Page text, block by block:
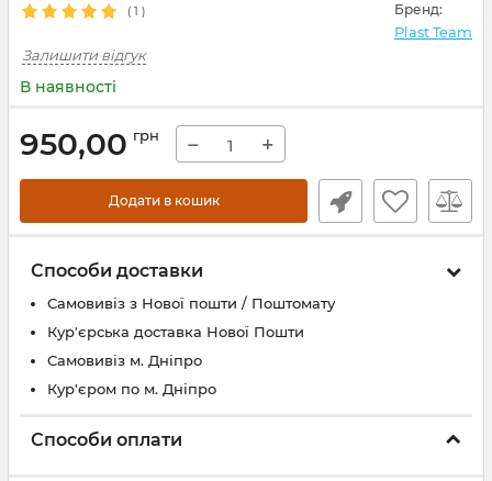
( 1 ) Бренд:
Plast Team
Залишити відгук
В наявності
950,00 грн − +
Додати в кошик
Способи доставки
Самовивіз з Нової пошти / Поштомату
Кур'єрська доставка Нової Пошти
Самовивіз м. Дніпро
Кур'єром по м. Дніпро
Способи оплати